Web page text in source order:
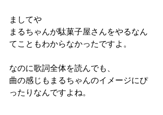
ましてや
まるちゃんが駄菓子屋さんをやるなん
てこともわからなかったですよ。
なのに歌詞全体を読んでも、
曲の感じもまるちゃんのイメージにぴ
ったりなんですよね。